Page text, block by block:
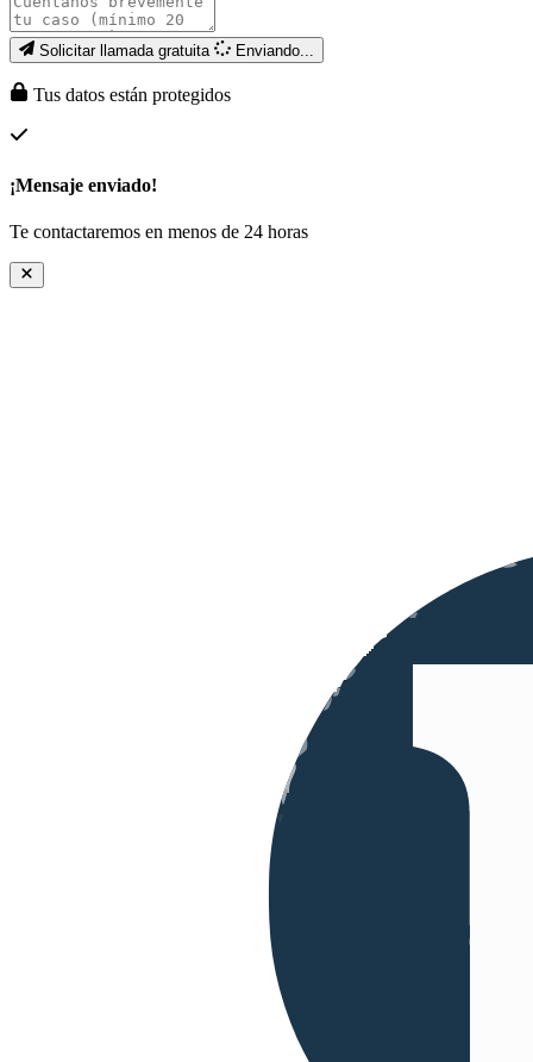
Solicitar llamada gratuita Enviando...
Tus datos están protegidos
¡Mensaje enviado!
Te contactaremos en menos de 24 horas